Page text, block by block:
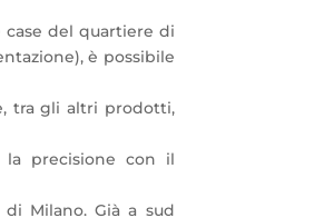
case del quartiere di
è possibile
tra gli altri prodotti,
la precisione con il
Milano. Già a sud